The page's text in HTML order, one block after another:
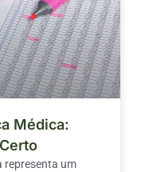
Médica:
representa um